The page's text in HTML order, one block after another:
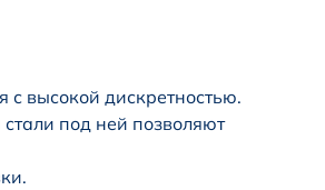
высокой дискретностью.
под ней позволяют